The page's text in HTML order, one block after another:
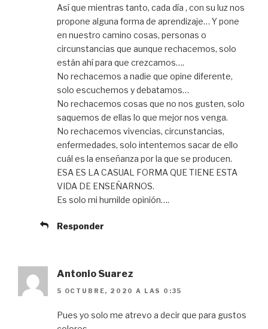
Así que mientras tanto, cada día , con su luz nos
propone alguna forma de aprendizaje… Y pone
en nuestro camino cosas, personas o
circunstancias que aunque rechacemos, solo
están ahí para que crezcamos….
No rechacemos a nadie que opine diferente,
solo escuchemos y debatamos…
No rechacemos cosas que no nos gusten, solo
saquemos de ellas lo que mejor nos venga.
No rechacemos vivencias, circunstancias,
enfermedades, solo intentemos sacar de ello
cuál es la enseñanza por la que se producen.
ESA ES LA CASUAL FORMA QUE TIENE ESTA
VIDA DE ENSEÑARNOS.
Es solo mi humilde opinión….
Responder
Antonio Suarez
5 OCTUBRE, 2020 A LAS 0:35
Pues yo solo me atrevo a decir que para gustos